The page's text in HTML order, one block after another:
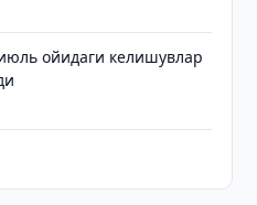
ойидаги келишувлар